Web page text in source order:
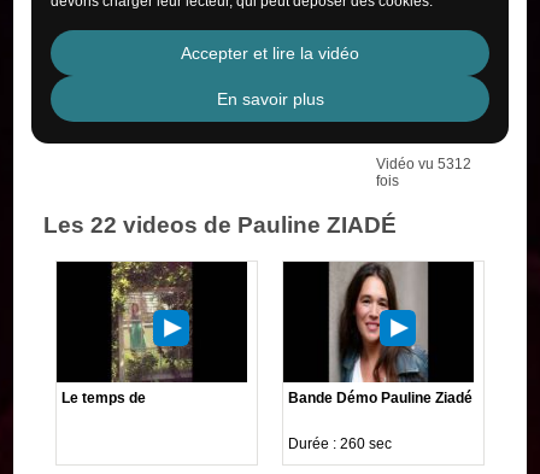
Accepter et lire la vidéo
En savoir plus
Vidéo vu 5312
fois
Les 22 videos de Pauline ZIADÉ
Le temps de Bande Démo Pauline Ziadé
Durée : 260 sec